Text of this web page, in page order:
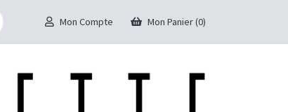
Mon Compte Mon Panier (0)